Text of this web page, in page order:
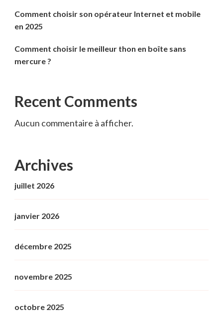
Comment choisir son opérateur Internet et mobile
en 2025
Comment choisir le meilleur thon en boîte sans
mercure ?
Recent Comments
Aucun commentaire à afficher.
Archives
juillet 2026
janvier 2026
décembre 2025
novembre 2025
octobre 2025